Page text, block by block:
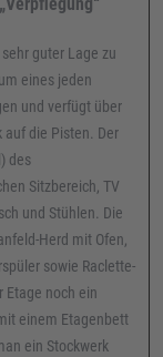
guter Lage zu
eines jeden
und verfügt über
auf die Pisten. Der
des
Sitzbereich, TV
und Stühlen. Die
Herd mit Ofen,
sowie Raclette-
Etage noch ein
einem Etagenbett
ein Stockwerk